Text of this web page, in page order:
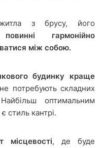
житла з брусу, його
повинні гармонійно
між собою.
будинку краще
потребують складних
оптимальним
стиль кантрі.
місцевості, де буде